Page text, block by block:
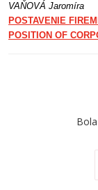
VAŇOVÁ Jaromíra
POSTAVENIE
POSITION OF